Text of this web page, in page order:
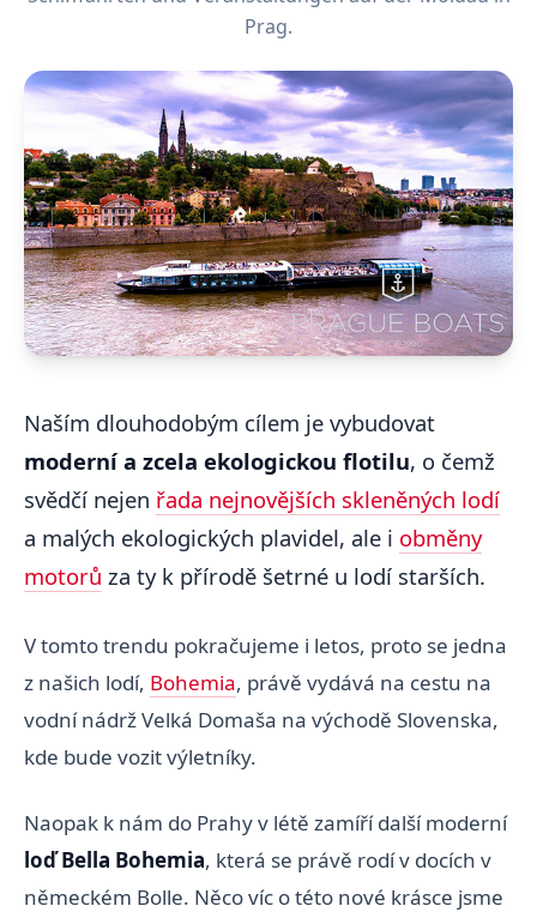
Prag.
Naším dlouhodobým cílem je vybudovat
moderní a zcela ekologickou flotilu, o čemž
svědčí nejen řada nejnovějších skleněných lodí
a malých ekologických plavidel, ale i obměny
motorů za ty k přírodě šetrné u lodí starších.
V tomto trendu pokračujeme i letos, proto se jedna
z našich lodí, Bohemia, právě vydává na cestu na
vodní nádrž Velká Domaša na východě Slovenska,
kde bude vozit výletníky.
Naopak k nám do Prahy v létě zamíří další moderní
loď Bella Bohemia, která se právě rodí v docích v
německém Bolle. Něco víc o této nové krásce jsme